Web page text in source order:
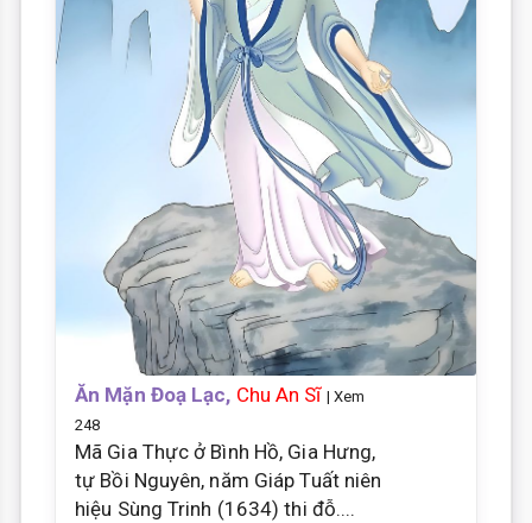
Ăn Mặn Đoạ Lạc, Chu An Sĩ | Xem
248
Mã Gia Thực ở Bình Hồ, Gia Hưng,
tự Bồi Nguyên, năm Giáp Tuất niên
hiệu Sùng Trinh (1634) thi đỗ....